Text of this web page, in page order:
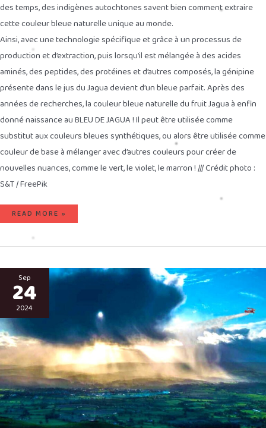
des temps, des indigènes autochtones savent bien comment extraire
cette couleur bleue naturelle unique au monde.
Ainsi, avec une technologie spécifique et grâce à un processus de
production et d’extraction, puis lorsqu’il est mélangée à des acides
aminés, des peptides, des protéines et d’autres composés, la génipine
présente dans le jus du Jagua devient d’un bleue parfait. Après des
années de recherches, la couleur bleue naturelle du fruit Jagua à enfin
donné naissance au BLEU DE JAGUA ! Il peut être utilisée comme
substitut aux couleurs bleues synthétiques, ou alors être utilisée comme
couleur de base à mélanger avec d’autres couleurs pour créer de
nouvelles nuances, comme le vert, le violet, le marron ! /// Crédit photo :
S&T / FreePik
READ MORE »
Sep
24
2024
ÉMIRATS
VS
CHINE
–
LES
FABRICANTS
DE
PLUIE